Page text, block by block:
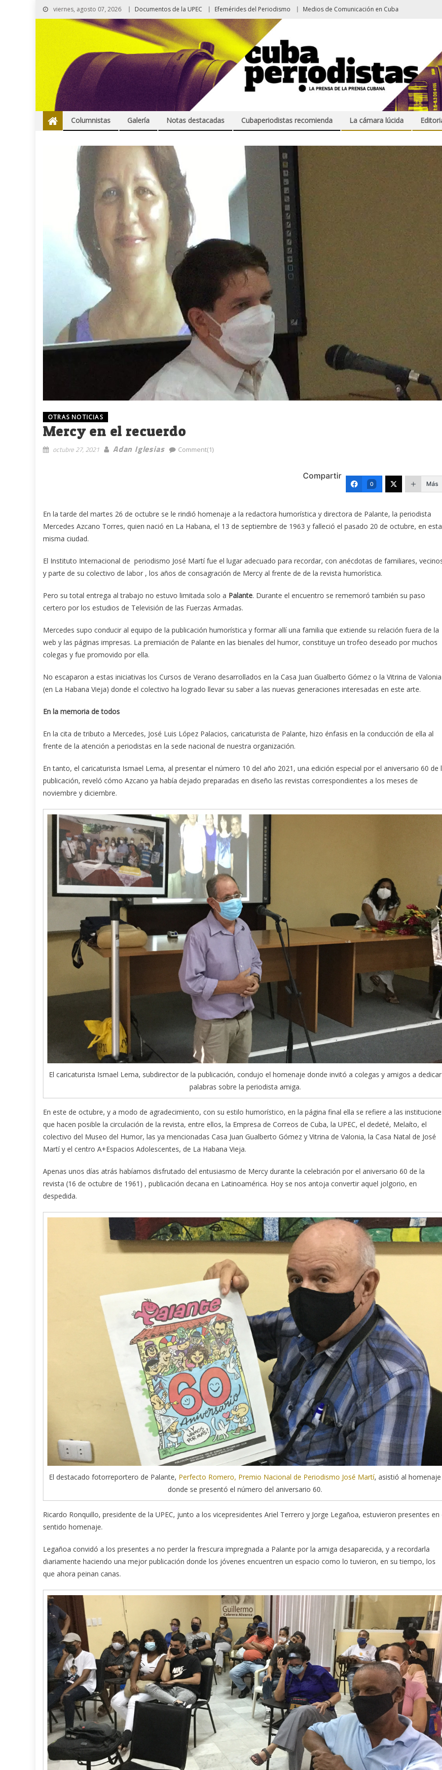
viernes, agosto 07, 2026 Documentos de la UPEC Efemérides del Periodismo Medios de Comunicación en Cuba
Columnistas Galería Notas destacadas Cubaperiodistas recomienda La cámara lúcida
OTRAS NOTICIAS
Mercy en el recuerdo
octubre 27, 2021 Adan Iglesias Comment(1)
Compartir
0 Más
En la tarde del martes 26 de octubre se le rindió homenaje a la redactora humorística y directora de Palante, la periodista
Mercedes Azcano Torres, quien nació en La Habana, el 13 de septiembre de 1963 y falleció el pasado 20 de octubre, en esta
misma ciudad.
El Instituto Internacional de periodismo José Martí fue el lugar adecuado para recordar, con anécdotas de familiares,
y parte de su colectivo de labor , los años de consagración de Mercy al frente de de la revista humorística.
Pero su total entrega al trabajo no estuvo limitada solo a Palante. Durante el encuentro se rememoró también su paso
certero por los estudios de Televisión de las Fuerzas Armadas.
Mercedes supo conducir al equipo de la publicación humorística y formar allí una familia que extiende su relación fuera de la
web y las páginas impresas. La premiación de Palante en las bienales del humor, constituye un trofeo deseado por muchos
colegas y fue promovido por ella.
No escaparon a estas iniciativas los Cursos de Verano desarrollados en la Casa Juan Gualberto Gómez o la Vitrina de Valonia
(en La Habana Vieja) donde el colectivo ha logrado llevar su saber a las nuevas generaciones interesadas en este arte.
En la memoria de todos
En la cita de tributo a Mercedes, José Luis López Palacios, caricaturista de Palante, hizo énfasis en la conducción de ella al
frente de la atención a periodistas en la sede nacional de nuestra organización.
En tanto, el caricaturista Ismael Lema, al presentar el número 10 del año 2021, una edición especial por el aniversario 60 de
publicación, reveló cómo Azcano ya había dejado preparadas en diseño las revistas correspondientes a los meses de
noviembre y diciembre.
El caricaturista Ismael Lema, subdirector de la publicación, condujo el homenaje donde invitó a colegas y amigos a dedicar
palabras sobre la periodista amiga.
En este de octubre, y a modo de agradecimiento, con su estilo humorístico, en la página final ella se refiere a las
que hacen posible la circulación de la revista, entre ellos, la Empresa de Correos de Cuba, la UPEC, el dedeté, Melaíto, el
colectivo del Museo del Humor, las ya mencionadas Casa Juan Gualberto Gómez y Vitrina de Valonia, la Casa Natal de José
Martí y el centro A+Espacios Adolescentes, de La Habana Vieja.
Apenas unos días atrás habíamos disfrutado del entusiasmo de Mercy durante la celebración por el aniversario 60 de la
revista (16 de octubre de 1961) , publicación decana en Latinoamérica. Hoy se nos antoja convertir aquel jolgorio, en
despedida.
El destacado fotorreportero de Palante, Perfecto Romero, Premio Nacional de Periodismo José Martí, asistió al homenaje
donde se presentó el número del aniversario 60.
Ricardo Ronquillo, presidente de la UPEC, junto a los vicepresidentes Ariel Terrero y Jorge Legañoa, estuvieron presentes en
sentido homenaje.
Legañoa convidó a los presentes a no perder la frescura impregnada a Palante por la amiga desaparecida, y a recordarla
diariamente haciendo una mejor publicación donde los jóvenes encuentren un espacio como lo tuvieron, en su tiempo, los
que ahora peinan canas.